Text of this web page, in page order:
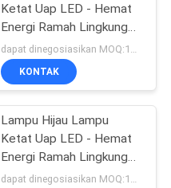
Ketat Uap LED - Hemat
Energi Ramah Lingkungan
140lm/W
KONTAK
Lampu Hijau Lampu
Ketat Uap LED - Hemat
Energi Ramah Lingkungan
140lm/W